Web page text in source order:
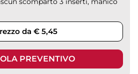
da € 5,45
PREVENTIVO